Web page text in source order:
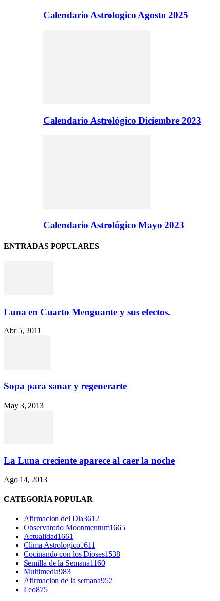
Calendario Astrologico Agosto 2025
Calendario Astrológico Diciembre 2023
Calendario Astrológico Mayo 2023
ENTRADAS POPULARES
Luna en Cuarto Menguante y sus efectos.
Abr 5, 2011
Sopa para sanar y regenerarte
May 3, 2013
La Luna creciente aparece al caer la noche
Ago 14, 2013
CATEGORÍA POPULAR
Afirmacion del Dia3612
Observatorio Moonmentum1665
Actualidad1661
Clima Astrologico1611
Cocinando con los Dioses1538
Semilla de la Semana1160
Multimedia983
Afirmacion de la semana952
Leo875